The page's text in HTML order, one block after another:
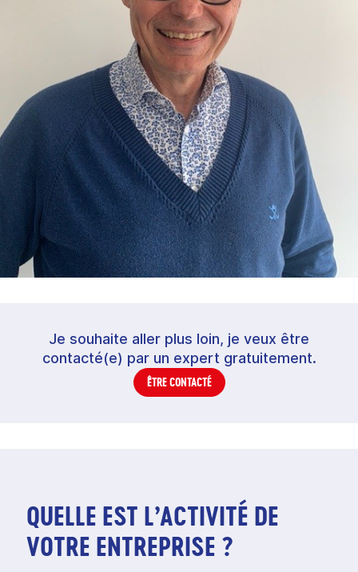
Je souhaite aller plus loin, je veux être
contacté(e) par un expert gratuitement.
ÊTRE CONTACTÉ
QUELLE EST L’ACTIVITÉ DE
VOTRE ENTREPRISE ?